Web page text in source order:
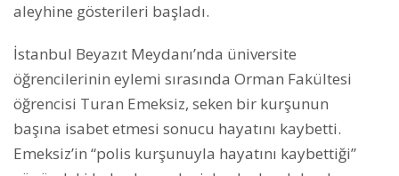
aleyhine gösterileri başladı.
İstanbul Beyazıt Meydanı’nda üniversite
öğrencilerinin eylemi sırasında Orman Fakültesi
öğrencisi Turan Emeksiz, seken bir kurşunun
başına isabet etmesi sonucu hayatını kaybetti.
Emeksiz’in “polis kurşunuyla hayatını kaybettiği”